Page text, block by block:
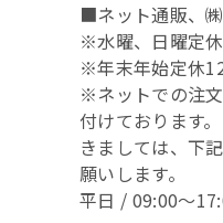
■ネット通販、
※水曜、日曜定休
※年末年始定休
※ネットでの注
付けております
きましては、下
願いします。
平日 / 09:00～